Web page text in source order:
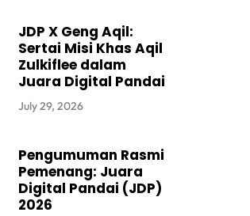
JDP X Geng Aqil:
Sertai Misi Khas Aqil
Zulkiflee dalam
Juara Digital Pandai
July 29, 2026
Pengumuman Rasmi
Pemenang: Juara
Digital Pandai (JDP)
2026